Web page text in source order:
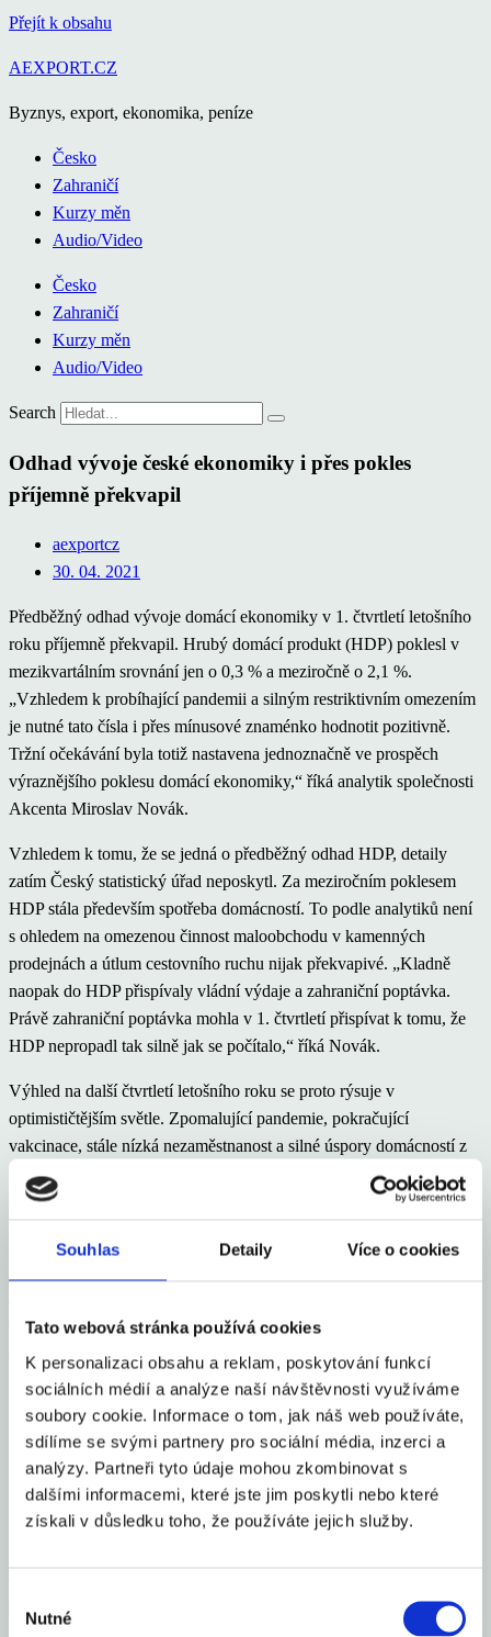
Souhlas Detaily Více o cookies
Tato webová stránka používá cookies
K personalizaci obsahu a reklam, poskytování funkcí
sociálních médií a analýze naší návštěvnosti využíváme
soubory cookie. Informace o tom, jak náš web používáte,
sdílíme se svými partnery pro sociální média, inzerci a
analýzy. Partneři tyto údaje mohou zkombinovat s
dalšími informacemi, které jste jim poskytli nebo které
získali v důsledku toho, že používáte jejich služby.
souhlasu
Nutné
Přejít k obsahu
AEXPORT.CZ
Byznys, export, ekonomika, peníze
Česko
Zahraničí
Kurzy měn
Audio/Video
Česko
Zahraničí
Kurzy měn
Audio/Video
Search
Odhad vývoje české ekonomiky i přes pokles
příjemně překvapil
aexportcz
30. 04. 2021
Předběžný odhad vývoje domácí ekonomiky v 1. čtvrtletí letošního
roku příjemně překvapil. Hrubý domácí produkt (HDP) poklesl v
mezikvartálním srovnání jen o 0,3 % a meziročně o 2,1 %.
„Vzhledem k probíhající pandemii a silným restriktivním omezením
je nutné tato čísla i přes mínusové znaménko hodnotit pozitivně.
Tržní očekávání byla totiž nastavena jednoznačně ve prospěch
výraznějšího poklesu domácí ekonomiky,“ říká analytik společnosti
Akcenta Miroslav Novák.
Vzhledem k tomu, že se jedná o předběžný odhad HDP, detaily
zatím Český statistický úřad neposkytl. Za meziročním poklesem
HDP stála především spotřeba domácností. To podle analytiků není
s ohledem na omezenou činnost maloobchodu v kamenných
prodejnách a útlum cestovního ruchu nijak překvapivé. „Kladně
naopak do HDP přispívaly vládní výdaje a zahraniční poptávka.
Právě zahraniční poptávka mohla v 1. čtvrtletí přispívat k tomu, že
HDP nepropadl tak silně jak se počítalo,“ říká Novák.
Výhled na další čtvrtletí letošního roku se proto rýsuje v
optimističtějším světle. Zpomalující pandemie, pokračující
vakcinace, stále nízká nezaměstnanost a silné úspory domácností z
předchozích čtvrtletí vytvářejí vhodné podmínky pro rychlé oživení
domácí ekonomiky ve 2. čtvrtletí a především ve 2. polovině
ve druhém kvartále díky plánovanému konci restrikcí se ekonomika
začne vracet k růstu. Právě od dosud utlumených služeb bude
možné očekávat impuls, který zesílí ještě ve druhé polovině roku,“
komentuje data analytik ČSOB Petr Dufek.
Mohlo by Vás zajímat